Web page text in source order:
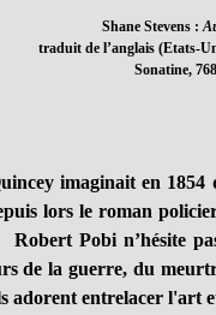
Shane Stevens :
traduit de l’anglais (Etats-
Sonatine,
imaginait en
lors le roman
Pobi n’hésite
de la guerre, du
adorent entrelacer l'art